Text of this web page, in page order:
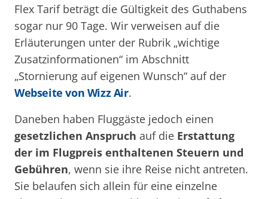
Flex Tarif beträgt die Gültigkeit des Guthabens
sogar nur 90 Tage. Wir verweisen auf die
Erläuterungen unter der Rubrik „wichtige
Zusatzinformationen“ im Abschnitt
„Stornierung auf eigenen Wunsch“ auf der
Webseite von Wizz Air.
Daneben haben Fluggäste jedoch einen
gesetzlichen Anspruch auf die Erstattung
der im Flugpreis enthaltenen Steuern und
Gebühren, wenn sie ihre Reise nicht antreten.
Sie belaufen sich allein für eine einzelne